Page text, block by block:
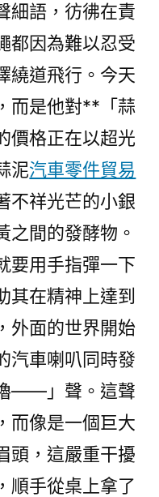
細語，彷彿在責
都因為難以忍受
繞道飛行。今天
而是他對**「蒜
價格正在以超光
泥汽車零件貿易
不祥光芒的小銀
之間的發酵物。
要用手指彈一下
在精神上達到
外面的世界開始
汽車喇叭同時發
——」聲。這聲
而像是一個巨大
頭，這嚴重干擾
順手從桌上拿了